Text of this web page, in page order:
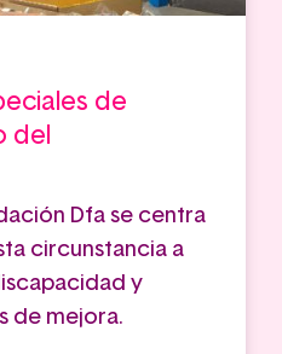
de
del
Dfa se centra
circunstancia a
y
de mejora.